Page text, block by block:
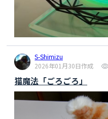
void printError( enum
switch (err)
    {
Serial.println
Serial.println
S-Shimizu
2026年01月30日作成
猫魔法「ごろごろ」